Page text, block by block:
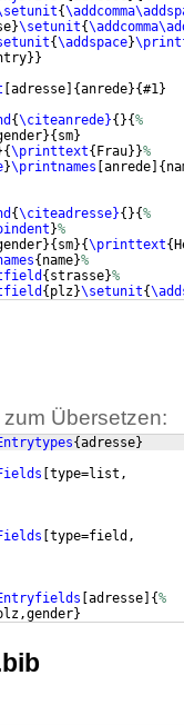
{
}\setunit{
{\addspace}
}}
adresse {anrede}{#1}
{\citeanrede}{ }{%
}{ sm}
{\printtext{ Frau}}%
}\printnames anrede {
{\citeadresse}{ }{%
}%
}{ sm}{\printtext{
{ name}%
{ strasse}%
{ plz}\setunit{
Übersetzen:
{adresse}
type=list,
type=field,
adresse {%
}